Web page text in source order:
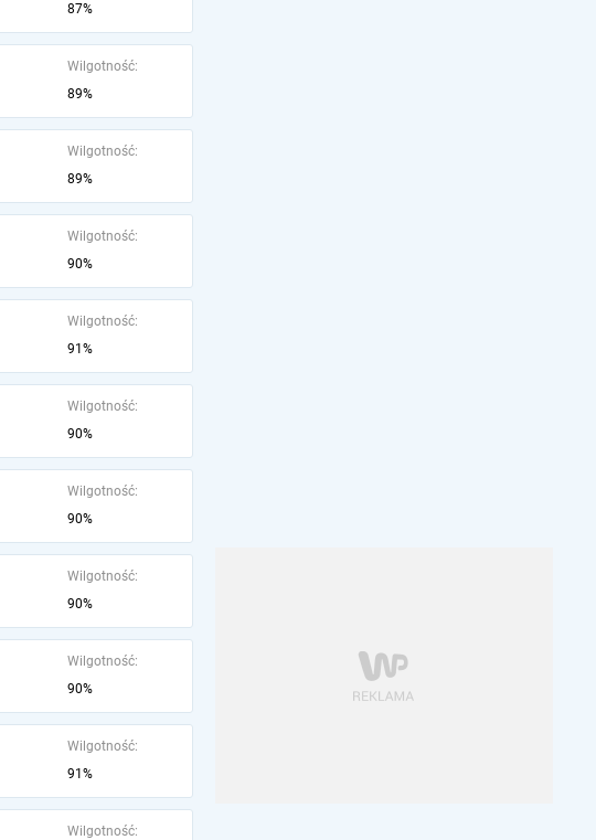
87%
Wilgotność:
89%
Wilgotność:
89%
Wilgotność:
90%
Wilgotność:
91%
Wilgotność:
90%
Wilgotność:
90%
Wilgotność:
90%
Wilgotność:
90%
Wilgotność:
91%
Wilgotność: